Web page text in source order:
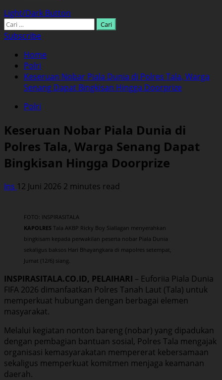
Light/Dark Button
Cari
untuk:
Subscribe
Home
Polri
Keseruan Nobar Piala Dunia di Polres Tala, Warga
Senang Dapat Bingkisan Hingga Doorprize
Polri
Keseruan Nobar Piala Dunia di
Polres Tala, Warga Senang Dapat
Bingkisan Hingga Doorprize
Ins 12 Juni 2026 2 minutes read
FOTO: INSPIRASITALA
KAPOLRES Tala AKBP Ricky Boy Siallagan menyerahkan
bingkisam kepada perwakilan peserta nobar Piala Dunia
sekaligus baksos Hari Bhayangkara di mapolres setempat,
Jumat (12/6) siang.
INSPIRASITALA.CO.ID, PELAIHARI – Euforiia Piala Dunia
FIFA 2026 dimanfaatkan Polres Tanah Laut (Tala) untuk
memperkuat hubungan dengan berbagai elemen
masyarakat.
Melalui kegiatan nonton bareng (nobar) yang dipadukan
dengan pembagian bantuan sosial, Polres Tala mengajak
organisasi kemasyarakatan mempererat kebersamaan
sekaligus memperkuat komitmen menjaga keamanan
daerah.